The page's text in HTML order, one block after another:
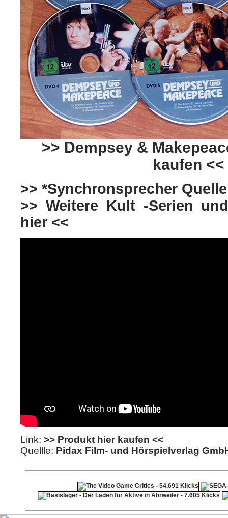
>> Dempsey &
kaufen <<
>> *Synchronsprecher
>> Weitere Kult -Serien
hier <<
Link: >> Produkt hier kaufen <<
Quellle: Pidax Film- und Hörspielverlag